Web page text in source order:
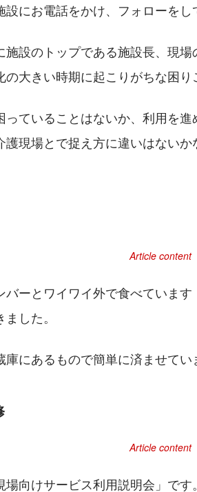
にお電話をかけ、フォローをし
施設のトップである施設長、現
の大きい時期に起こりがちな困り
ていることはないか、利用を進
護現場とで捉え方に違いはない
バーとワイワイ外で食べていま
した。
にあるもので簡単に済ませてい
場向けサービス利用説明会」で